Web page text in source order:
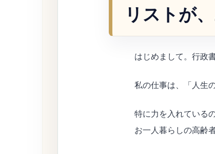
リストが
はじめまして。行政
私の仕事は、「人生
特に力を入れている
お一人暮らしの高齢